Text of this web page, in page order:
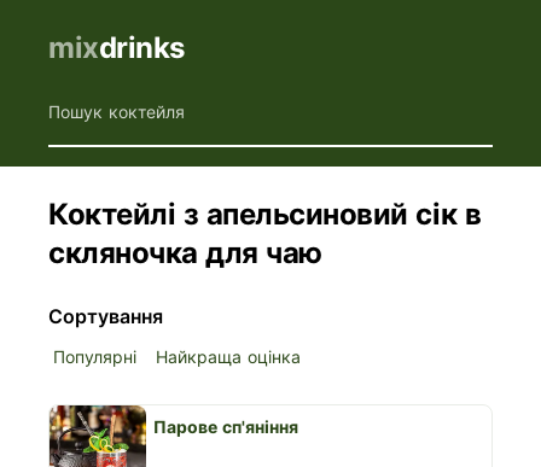
mixdrinks
Пошук коктейля
Коктейлі з апельсиновий сік в
скляночка для чаю
Сортування
Популярні Найкраща оцінка
Парове сп'яніння